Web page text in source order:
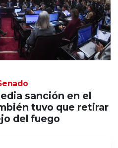
sanción en el
tuvo que retirar
del fuego